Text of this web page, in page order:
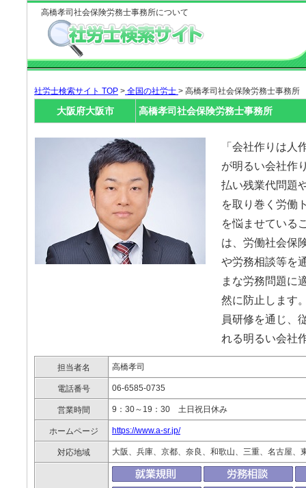
高橋孝司社会保険労務士事務所について
社労士検索サイト TOP > 全国の社労士 > 高橋孝司社会保険労務士事務所
大阪府大阪市 高橋孝司社会保険労務士事務所
「会社作りは人
が明るい会社作
払い残業代問題
を取り巻く労働
を悩ませている
は、労働社会保
や労務相談等を
まな労務問題に
然に防止します
員研修を通じ、
れる明るい会社
担当者名 高橋孝司
電話番号 06-6585-0735
営業時間 9：30～19：30 土日祝日休み
ホームページ https://www.a-sr.jp/
対応地域 大阪、兵庫、京都、奈良、和歌山、三重、名古屋、